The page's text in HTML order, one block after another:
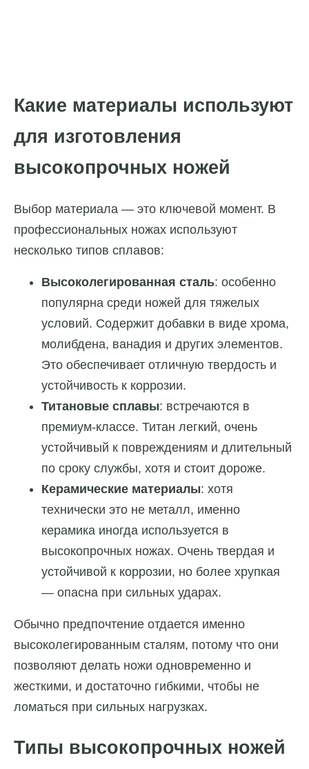
Какие материалы используют
для изготовления
высокопрочных ножей
Выбор материала — это ключевой момент. В
профессиональных ножах используют
несколько типов сплавов:
Высоколегированная сталь: особенно
популярна среди ножей для тяжелых
условий. Содержит добавки в виде хрома,
молибдена, ванадия и других элементов.
Это обеспечивает отличную твердость и
устойчивость к коррозии.
Титановые сплавы: встречаются в
премиум-классе. Титан легкий, очень
устойчивый к повреждениям и длительный
по сроку службы, хотя и стоит дороже.
Керамические материалы: хотя
технически это не металл, именно
керамика иногда используется в
высокопрочных ножах. Очень твердая и
устойчивой к коррозии, но более хрупкая
— опасна при сильных ударах.
Обычно предпочтение отдается именно
высоколегированным сталям, потому что они
позволяют делать ножи одновременно и
жесткими, и достаточно гибкими, чтобы не
ломаться при сильных нагрузках.
Типы высокопрочных ножей